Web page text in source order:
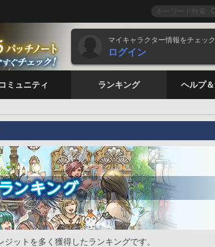
マイキャラクター情報をチェック
ログイン
コミュニティ ランキング ヘルプ
ットを多く獲得したランキングです。